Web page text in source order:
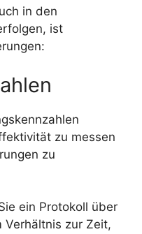
in den
ist
zu messen
zu
ein Protokoll über
Verhältnis zur Zeit,